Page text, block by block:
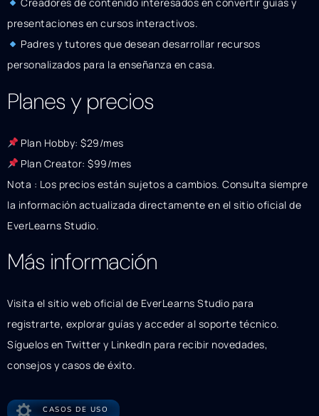
presentaciones en cursos interactivos.
Padres y tutores que desean desarrollar recursos
personalizados para la enseñanza en casa.
Planes y precios
Plan Hobby: $29/mes
Plan Creator: $99/mes
Nota : Los precios están sujetos a cambios. Consulta siempre
la información actualizada directamente en el sitio oficial de
EverLearns Studio.
Más información
Visita el sitio web oficial de EverLearns Studio para
registrarte, explorar guías y acceder al soporte técnico.
Síguelos en Twitter y LinkedIn para recibir novedades,
consejos y casos de éxito.
CASOS DE USO